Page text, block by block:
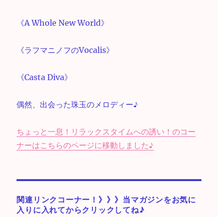
《A Whole New World》
《ラフマニノフのVocalis》
《Casta Diva》
偶然、出会った珠玉のメロディー♪
ちょっと一息！リラックスタイムへの誘い！のコー
ナーはこちらのページに移動しました♪
関連リンクコーナー！》》》当マガジンをお気に
入りに入れてからクリックしてね♪